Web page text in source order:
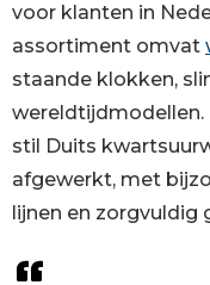
voor klanten in
assortiment omvat
staande klokken,
wereldtijdmodellen.
stil Duits
afgewerkt, met
lijnen en zorgvuldig